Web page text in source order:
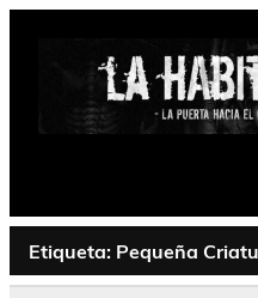
Saltar
Psychedelic, Stoner,
Etiqueta: Pequeña